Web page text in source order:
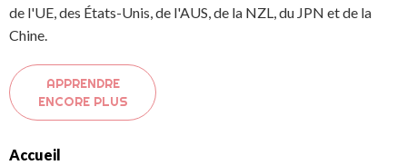
de l'UE, des États-Unis, de l'AUS, de la NZL, du JPN et de la
Chine.
APPRENDRE
ENCORE PLUS
Accueil